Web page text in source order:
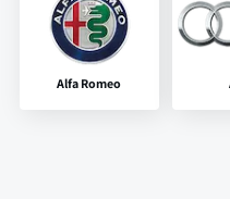
Alfa Romeo